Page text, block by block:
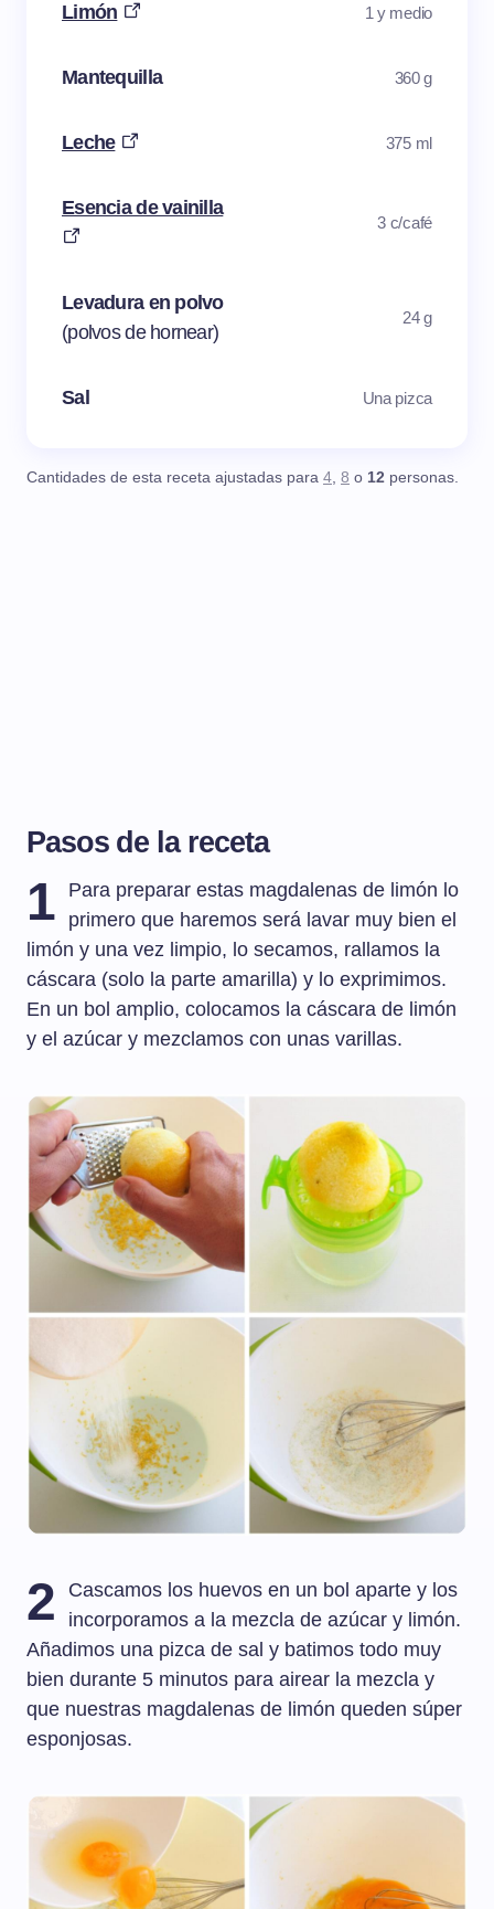
Limón 1 y medio
Mantequilla 360 g
Leche 375 ml
Esencia de vainilla
3 c/café
Levadura en polvo
(polvos de hornear)
24 g
Sal Una pizca
Cantidades de esta receta ajustadas para 4, 8 o 12 personas.
Pasos de la receta
1
Para preparar estas magdalenas de limón lo
primero que haremos será lavar muy bien el
limón y una vez limpio, lo secamos, rallamos la
cáscara (solo la parte amarilla) y lo exprimimos.
En un bol amplio, colocamos la cáscara de limón
y el azúcar y mezclamos con unas varillas.
2
Cascamos los huevos en un bol aparte y los
incorporamos a la mezcla de azúcar y limón.
Añadimos una pizca de sal y batimos todo muy
bien durante 5 minutos para airear la mezcla y
que nuestras magdalenas de limón queden súper
esponjosas.